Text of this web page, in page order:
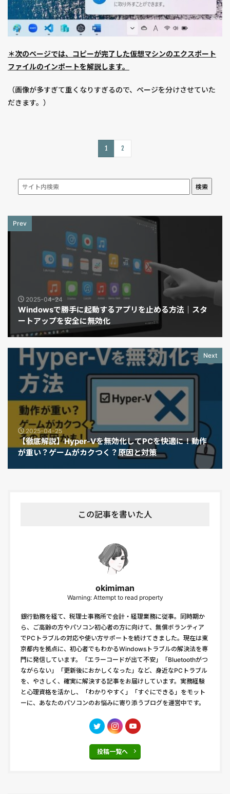
＊次のページでは、コピーが完了した仮想マシンのエクスポート
ファイルのインポートを解説します。
（画像が多すぎて重くなりすぎるので、ページを分けさせていた
だきます。）
1 2
検索
Prev
2025-04-24
Windowsで勝手に起動するアプリを止める方法｜スタ
ートアップを安全に無効化
Next
2025-04-25
【徹底解説】Hyper-Vを無効化してPCを快適に！動作
が重い？ゲームがカクつく？原因と対策
この記事を書いた人
okimiman
Warning: Attempt to read property
銀行勤務を経て、税理士事務所で会計・経理業務に従事。同時期か
ら、ご高齢の方やパソコン初心者の方に向けて、無償ボランティア
でPCトラブルの対応や使い方サポートを続けてきました。現在は東
京都内を拠点に、初心者でもわかるWindowsトラブルの解決法を専
門に発信しています。「エラーコードが出て不安」「Bluetoothがつ
ながらない」「更新後におかしくなった」など、身近なPCトラブル
を、やさしく、確実に解決する記事をお届けしています。実務経験
と心理資格を活かし、「わかりやすく」「すぐにできる」をモット
ーに、あなたのパソコンのお悩みに寄り添うブログを運営中です。
投稿一覧へ